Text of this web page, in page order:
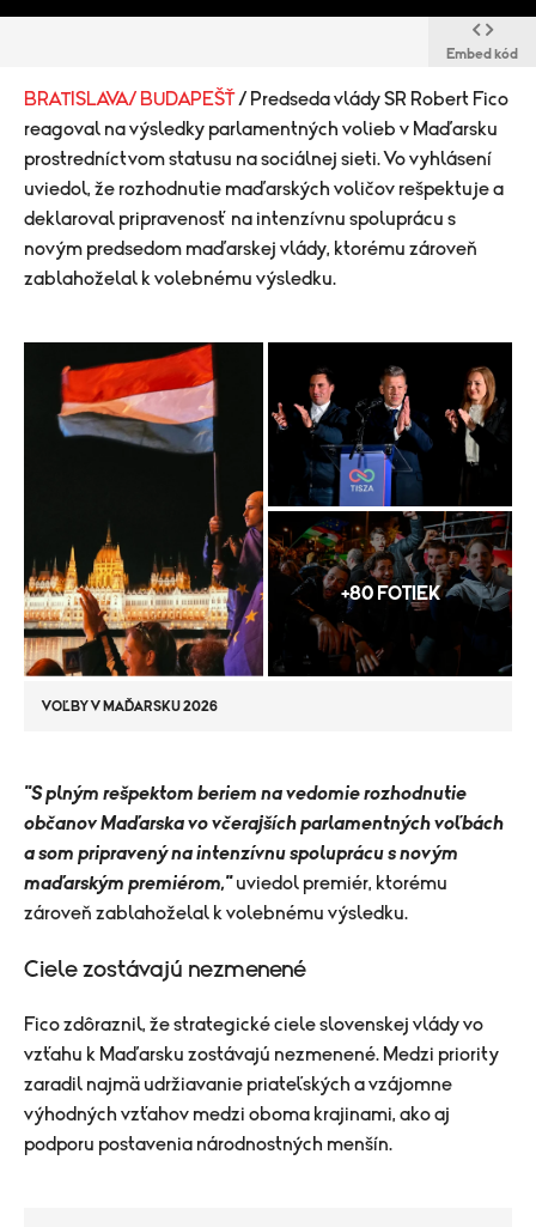
Embed kód
BRATISLAVA/ BUDAPEŠŤ/ Predseda vlády SR Robert Fico
reagoval na výsledky parlamentných volieb v Maďarsku
prostredníctvom statusu na sociálnej sieti. Vo vyhlásení
uviedol, že rozhodnutie maďarských voličov rešpektuje a
deklaroval pripravenosť na intenzívnu spoluprácu s
novým predsedom maďarskej vlády, ktorému zároveň
zablahoželal k volebnému výsledku.
+80 FOTIEK
VOĽBY V MAĎARSKU 2026
"S plným rešpektom beriem na vedomie rozhodnutie
občanov Maďarska vo včerajších parlamentných voľbách
a som pripravený na intenzívnu spoluprácu s novým
maďarským premiérom,"uviedol premiér, ktorému
zároveň zablahoželal k volebnému výsledku.
Ciele zostávajú nezmenené
Fico zdôraznil, že strategické ciele slovenskej vlády vo
vzťahu k Maďarsku zostávajú nezmenené. Medzi priority
zaradil najmä udržiavanie priateľských a vzájomne
výhodných vzťahov medzi oboma krajinami, ako aj
podporu postavenia národnostných menšín.